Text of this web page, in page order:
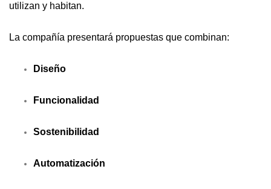
utilizan y habitan.
La compañía presentará propuestas que combinan:
Diseño
Funcionalidad
Sostenibilidad
Automatización